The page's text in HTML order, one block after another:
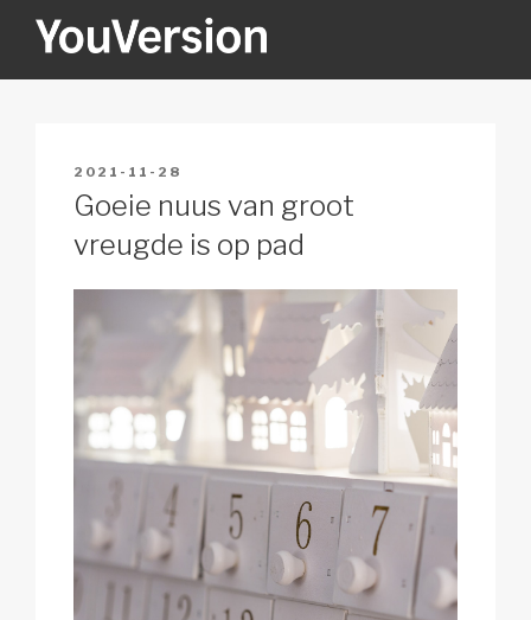
YOUVERSION
POSTED
ON
2021-11-28
Goeie nuus van groot
vreugde is op pad